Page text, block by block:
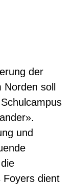
der
soll
und
Foyers dient